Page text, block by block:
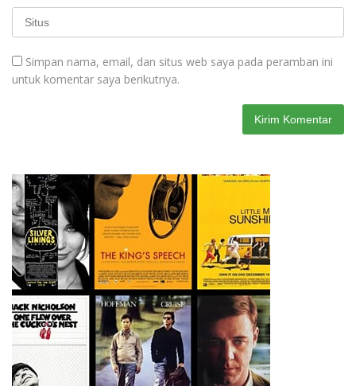
Simpan nama, email, dan situs web saya pada peramban ini
untuk komentar saya berikutnya.